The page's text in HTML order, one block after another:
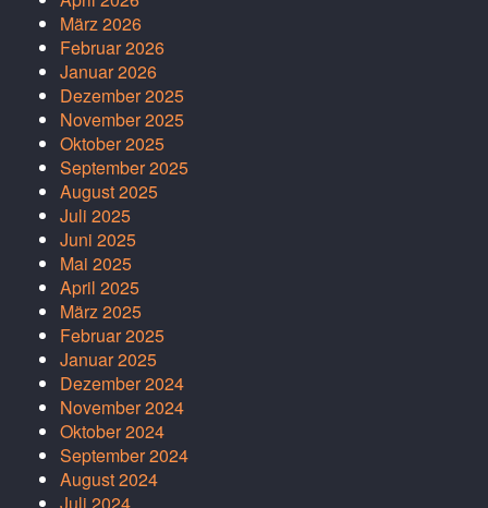
März 2026
Februar 2026
Januar 2026
Dezember 2025
November 2025
Oktober 2025
September 2025
August 2025
Juli 2025
Juni 2025
Mai 2025
April 2025
März 2025
Februar 2025
Januar 2025
Dezember 2024
November 2024
Oktober 2024
September 2024
August 2024